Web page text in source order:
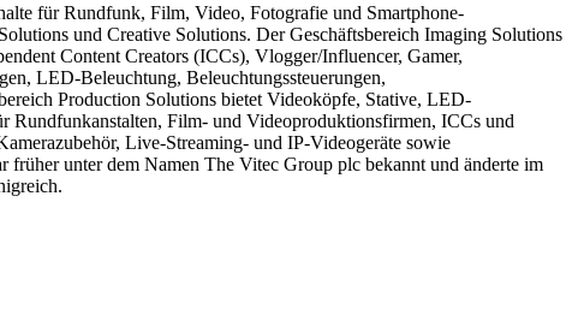
für Rundfunk, Film, Video, Fotografie und Smartphone-
und Creative Solutions. Der Geschäftsbereich Imaging Solutions
Content Creators (ICCs), Vlogger/Influencer, Gamer,
LED-Beleuchtung, Beleuchtungssteuerungen,
Production Solutions bietet Videoköpfe, Stative, LED-
Rundfunkanstalten, Film- und Videoproduktionsfirmen, ICCs und
Live-Streaming- und IP-Videogeräte sowie
unter dem Namen The Vitec Group plc bekannt und änderte im